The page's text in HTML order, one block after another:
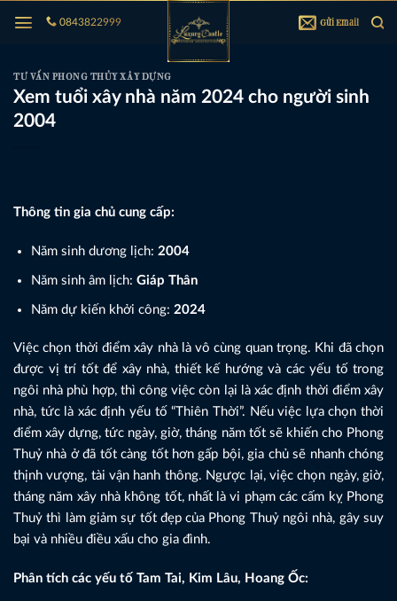
qua
dung
0843822999 Gửi Email
TƯ VẤN PHONG THỦY XÂY DỰNG
Xem tuổi xây nhà năm 2024 cho người sinh
2004
Thông tin gia chủ cung cấp:
Năm sinh dương lịch: 2004
Năm sinh âm lịch: Giáp Thân
Năm dự kiến khởi công: 2024
Việc chọn thời điểm xây nhà là vô cùng quan trọng. Khi đã chọn
được vị trí tốt để xây nhà, thiết kế hướng và các yếu tố trong
ngôi nhà phù hợp, thì công việc còn lại là xác định thời điểm xây
nhà, tức là xác định yếu tố “Thiên Thời”. Nếu việc lựa chọn thời
điểm xây dựng, tức ngày, giờ, tháng năm tốt sẽ khiến cho Phong
Thuỷ nhà ở đã tốt càng tốt hơn gấp bội, gia chủ sẽ nhanh chóng
thịnh vượng, tài vận hanh thông. Ngược lại, việc chọn ngày, giờ,
tháng năm xây nhà không tốt, nhất là vi phạm các cấm kỵ Phong
Thuỷ thì làm giảm sự tốt đẹp của Phong Thuỷ ngôi nhà, gây suy
bại và nhiều điều xấu cho gia đình.
Phân tích các yếu tố Tam Tai, Kim Lâu, Hoang Ốc: